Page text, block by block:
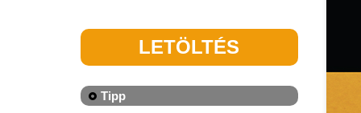
LETÖLTÉS
Tipp